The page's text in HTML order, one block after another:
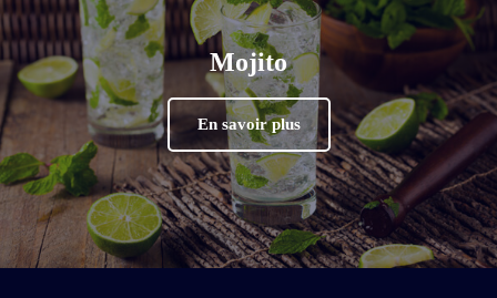
Mojito
En savoir plus